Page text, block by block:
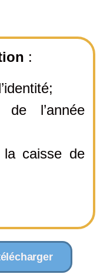
:
de l’année
la caisse de